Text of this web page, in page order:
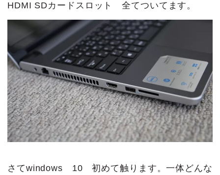
HDMI SDカードスロット 全てついてます。
さてwindows 10 初めて触ります。一体どんな